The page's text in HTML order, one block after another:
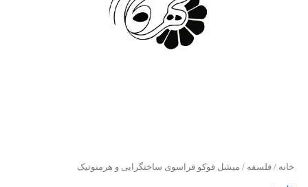
خانه / فلسفه / میشل فوکو فراسوی ساختگرایی و هرمنوتیک